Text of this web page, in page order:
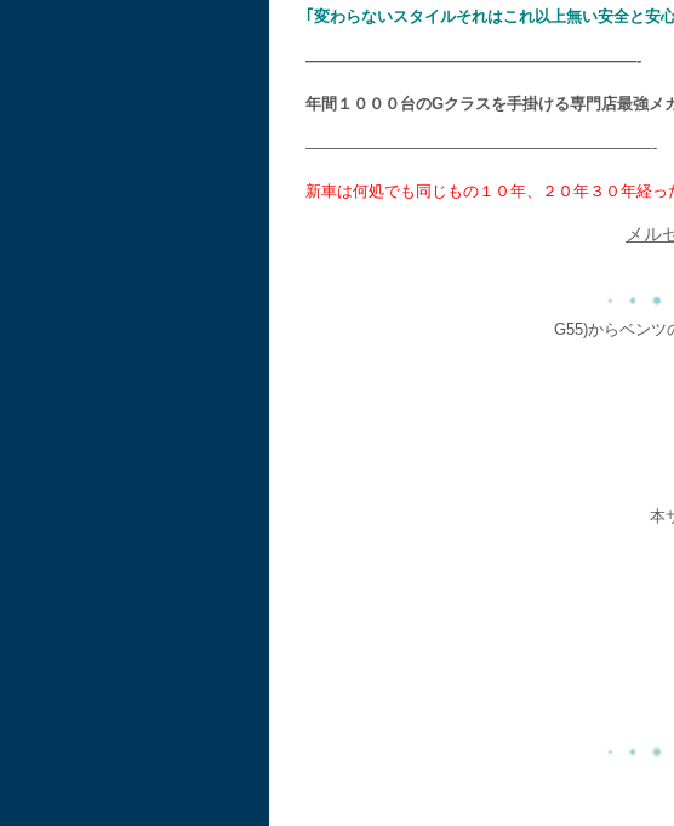
｢変わらないスタイルそれはこれ以上無い安全と安
—————————————————————-
年間１０００台のGクラスを手掛ける専門店最強メ
——————————————————————-
新車は何処でも同じもの１０年、２０年３０年経っ
メル
G55)からベンツ
本